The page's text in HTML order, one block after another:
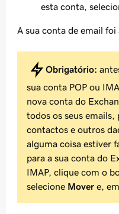
esta conta,
A sua conta de email foi
Obrigatório:
sua conta POP ou
nova conta do
todos os seus emails,
contactos e outros
alguma coisa estiver
para a sua conta do
IMAP, clique com o
selecione Mover e,